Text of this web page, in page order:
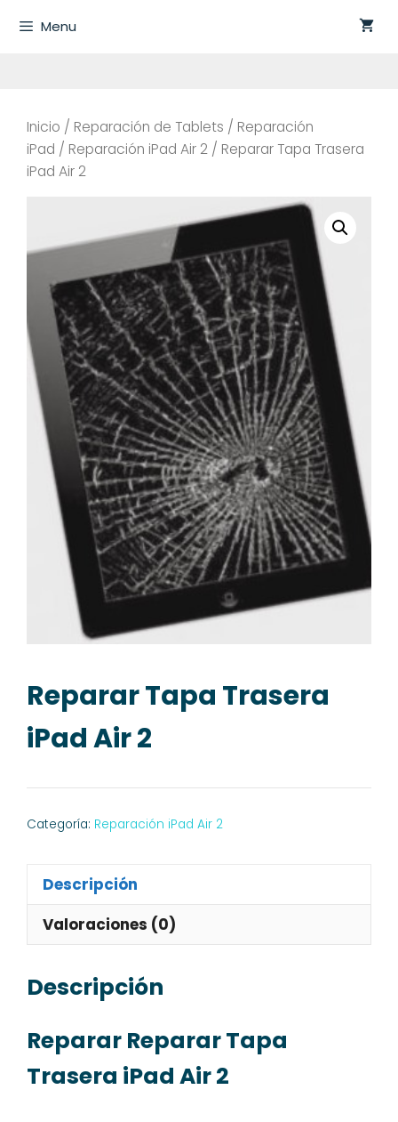
Menu
Inicio / Reparación de Tablets / Reparación
iPad / Reparación iPad Air 2 / Reparar Tapa Trasera
iPad Air 2
Reparar Tapa Trasera
iPad Air 2
Categoría: Reparación iPad Air 2
Descripción
Valoraciones (0)
Descripción
Reparar Reparar Tapa
Trasera iPad Air 2